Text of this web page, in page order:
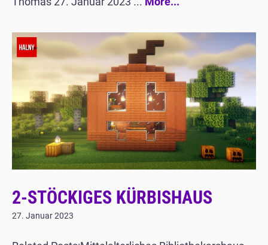
2-STÖCKIGES KÜRBISHAUS
27. Januar 2023